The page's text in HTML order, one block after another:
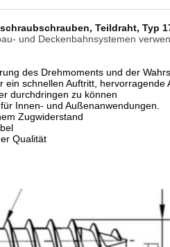
Teildraht, Typ
und Deckenbahnsystemen
des Drehmoments und der
ein schnellen Auftritt,
durchdringen zu können
Innen- und Außenanwendungen.
Zugwiderstand
Qualität